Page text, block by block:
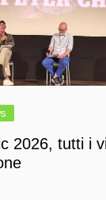
2026, tutti i